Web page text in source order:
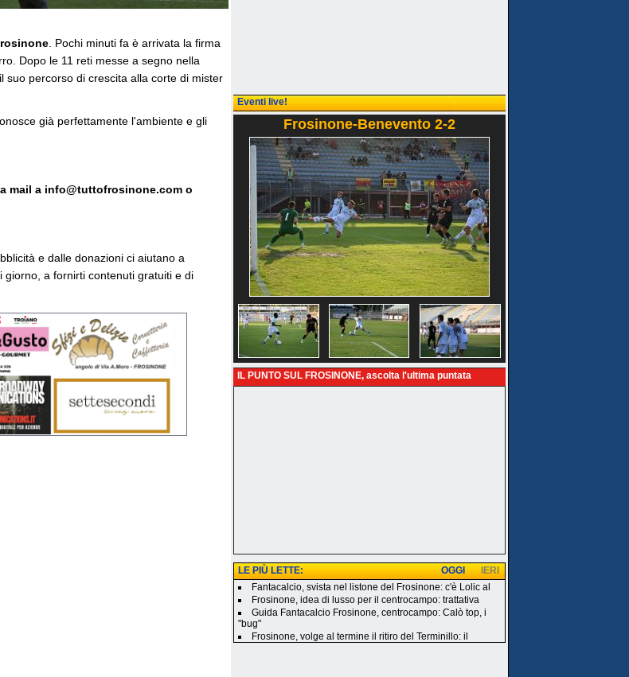
. Pochi minuti fa è arrivata la firma
Dopo le 11 reti messe a segno nella
suo percorso di crescita alla corte di mister
già perfettamente l'ambiente e gli
mail a info@tuttofrosinone.com o
e dalle donazioni ci aiutano a
a fornirti contenuti gratuiti e di
Eventi live!
Frosinone-Benevento 2-2
IL PUNTO SUL FROSINONE, ascolta l'ultima puntata
LE PIÙ LETTE: IERI
OGGI
Fantacalcio, svista nel listone del Frosinone: c'è Lolic al
Frosinone, idea di lusso per il centrocampo: trattativa
Guida Fantacalcio Frosinone, centrocampo: Calò top, i
"bug"
Frosinone, volge al termine il ritiro del Terminillo: il